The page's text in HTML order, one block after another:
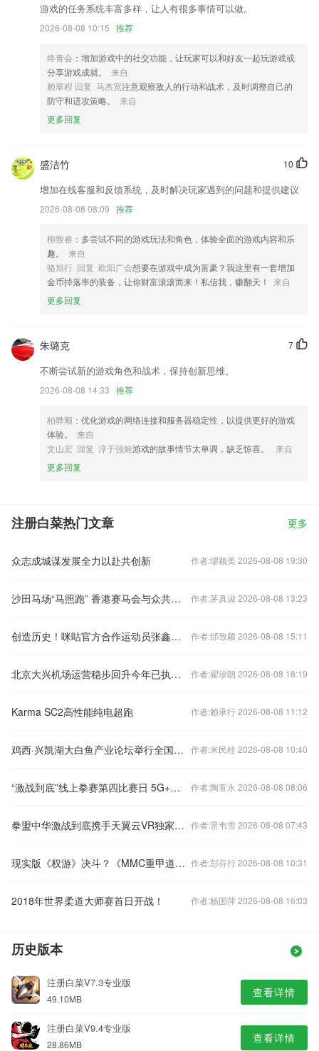
以上就是b体育官方网站的介绍，如果您喜欢这款软件，您可以到应用商
店进行打分评论，说出您的使用经历，以帮助我们更好的对产品进行优化
优化滤镜时处理速度
资讯详情跳转优化
解决了消息没发送成功，返回时出现卡顿的问题
联系我们
游戏的任务系统丰富多样，让人有很多事情可以做。
2026-08-08 10:15 推荐
终青会 ：增加游戏中的社交功能，让玩家可以和好友一起玩游戏或
分享游戏成就。
来自
赖翠程 回复 马杰宽注意观察敌人的行动和战术，及时调整自己的
防守和进攻策略。
来自
更多回复
10
盛洁竹
增加在线客服和反馈系统，及时解决玩家遇到的问题和提供建议
2026-08-08 08:09 推荐
柳致睿 ：多尝试不同的游戏玩法和角色，体验全面的游戏内容和乐
趣。
来自
骆旭行 回复 欧阳广会想要在游戏中成为富豪？我这里有一套增加
金币掉落率的装备，让你财富滚滚而来！私信我，赚翻天！
来自
更多回复
7
朱璐克
不断尝试新的游戏角色和战术，保持创新思维。
2026-08-08 14:33 推荐
柏骅顺 ：优化游戏的网络连接和服务器稳定性，以提供更好的游戏
体验。
来自
文山宏 回复 淳于强姬游戏的故事情节太单调，缺乏惊喜。
来自
更多回复
注册白菜热门文章 更多
众志成城谋发展全力以赴共创新 作者:缪颖美 2026-08-08 19:30
沙田马场“马照跑” 香港赛马会与众共庆特区26岁生日 作者:茅真淑 2026-08-08 13:23
创造历史！咪咕官方合作运动员张鑫获得亚运首枚奖牌 作者:邰致颖 2026-08-08 15:11
北京大兴机场运营稳步回升今年已执行航班超15万架次 作者:翟珍朗 2026-08-08 18:19
Karma SC2高性能纯电超跑 作者:赖承行 2026-08-08 11:12
鸡西·兴凯湖大白鱼产业论坛举行全国渔业专家畅谈大白鱼产业发展 作者:米民桂 2026-08-08 10:40
“激战到底”线上拳赛第四比赛日 5G+自由视角革新拳击观赛体验 作者:陶萱永 2026-08-08 08:06
拳盟中华激战到底携手天翼云VR独家3D全景直播引燃拳击热火 作者:景韦雪 2026-08-08 07:43
现实版《权游》决斗？《MMC重甲道》虎牙独家预选赛火热开播 作者:彭芬行 2026-08-08 10:31
2018年世界柔道大师赛首日开战！ 作者:杨国萍 2026-08-08 16:03
历史版本
注册白菜V7.3专业版
49.10MB 查看详情
注册白菜V9.4专业版
28.86MB 查看详情